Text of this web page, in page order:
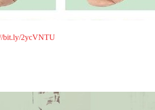
bit.ly/2ycVNTU